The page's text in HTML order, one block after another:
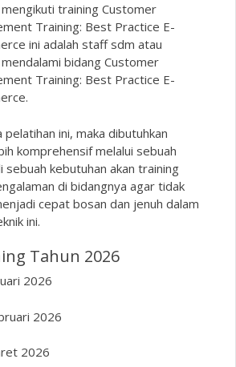
training Customer
Training: Best Practice E-
ini adalah staff sdm atau
bidang Customer
Training: Best Practice E-
ini, maka dibutuhkan
komprehensif melalui sebuah
sebuah kebutuhan akan training
di bidangnya agar tidak
cepat bosan dan jenuh dalam
ini.
Tahun 2026
2026
2026
2026